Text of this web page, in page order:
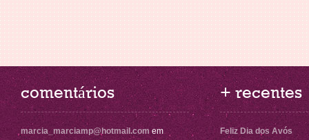
comentários
marcia_marciamp@hotmail.com em
+ recentes
Feliz Dia dos Avós